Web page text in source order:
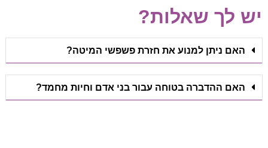
יש לך שאלות?
האם ניתן למנוע את חזרת פשפשי המיטה?
האם ההדברה בטוחה עבור בני אדם וחיות מחמד?